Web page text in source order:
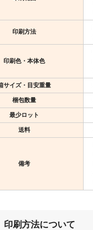
印刷方法
印刷色・本体色
サイズ・目安重量
梱包数量
最少ロット
送料
備考
印刷方法について